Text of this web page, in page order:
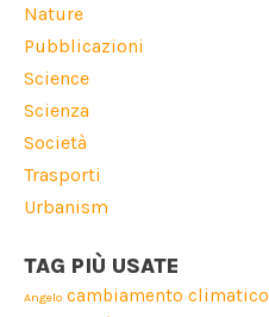
Nature
Pubblicazioni
Science
Scienza
Società
Trasporti
Urbanism
TAG PIÙ USATE
Angelo cambiamento climatico